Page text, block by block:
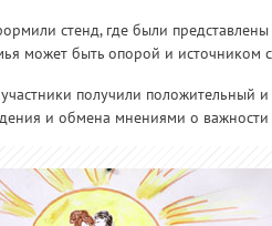
стенд, где были
может быть опорой и источником
участники получили
и обмена мнениями о